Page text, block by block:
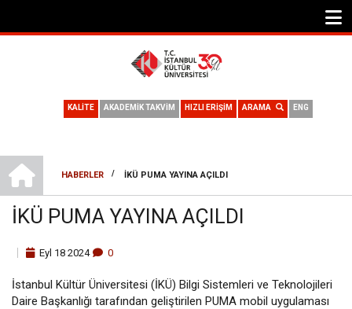
ENG
ARAMA
HIZLI ERİŞİM
AKADEMİK TAKVİM
KALİTE
SAYFA
YOLU
HABERLER
/ İKÜ PUMA YAYINA AÇILDI
İKÜ PUMA YAYINA AÇILDI
Eyl 18 2024 0
İstanbul Kültür Üniversitesi (İKÜ) Bilgi Sistemleri ve Teknolojileri
Daire Başkanlığı tarafından geliştirilen PUMA mobil uygulaması